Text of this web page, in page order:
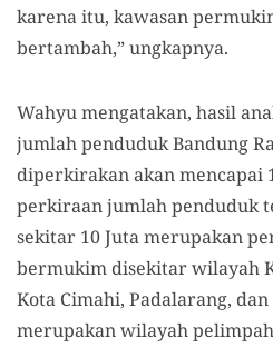
karena itu, kawasan
bertambah,” ungkapnya.
Wahyu mengatakan, hasil
jumlah penduduk Bandung
diperkirakan akan mencapai
perkiraan jumlah penduduk
sekitar 10 Juta merupakan
bermukim disekitar wilayah
Kota Cimahi, Padalarang,
merupakan wilayah